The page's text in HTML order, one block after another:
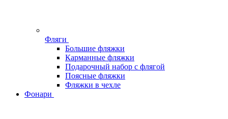
Фляги
Большие фляжки
Карманные фляжки
Подарочный набор с флягой
Поясные фляжки
Фляжки в чехле
Фонари